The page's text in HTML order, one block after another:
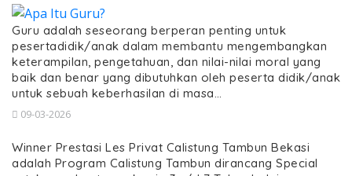
Guru adalah seseorang berperan penting untuk
pesertadidik/anak dalam membantu mengembangkan
keterampilan, pengetahuan, dan nilai-nilai moral yang
baik dan benar yang dibutuhkan oleh peserta didik/anak
untuk sebuah keberhasilan di masa…
09-03-2026
Winner Prestasi Les Privat Calistung Tambun Bekasi
adalah Program Calistung Tambun dirancang Special